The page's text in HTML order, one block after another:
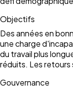
Objectifs
Des années en
une charge
du travail plus
réduits. Les retours
Gouvernance